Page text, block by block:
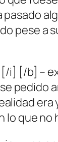
pese a
i] [/b] –
pedido
era
lo que no